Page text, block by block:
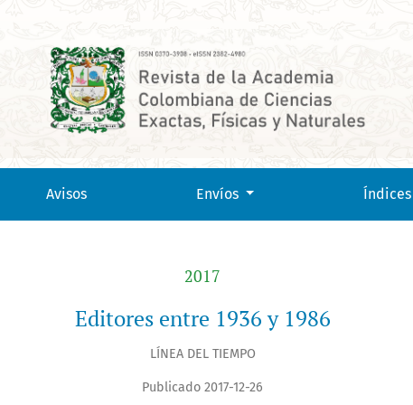
Avisos Envíos Índices
2017
Editores entre 1936 y 1986
LÍNEA DEL TIEMPO
Publicado 2017-12-26